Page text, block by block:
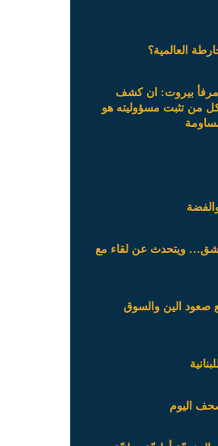
العالمية؟
بيروت: ان كشف
من تثبت مسؤوليته هو
ويتحدث عن لقاء مع
الين والسوق
اليوم